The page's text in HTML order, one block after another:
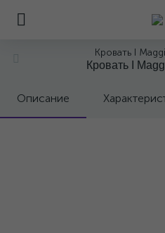
Кровать I
Кровать I
Описание